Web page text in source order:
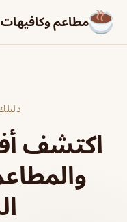
مطاعم وكافيهات
اكتشف